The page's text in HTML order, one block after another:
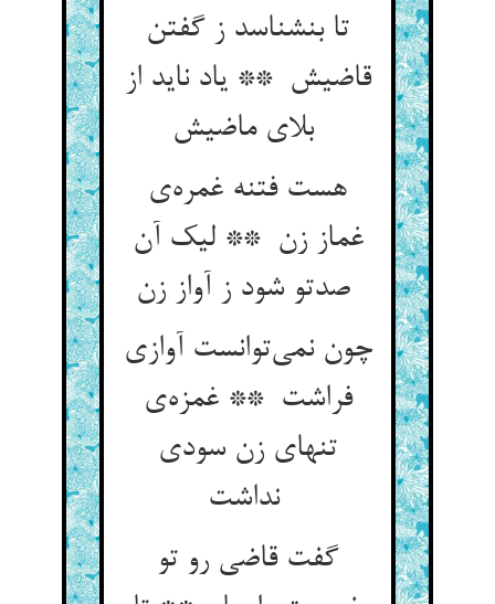
تا بنشناسد ز گفتن
قاضیش ** یاد ناید از
بلای ماضیش
هست فتنه غمره‌ی
غماز زن ** لیک آن
چون نمی‌توانست آوازی
فراشت ** غمزه‌ی
تنهای زن سودی
نداشت
گفت قاضی رو تو